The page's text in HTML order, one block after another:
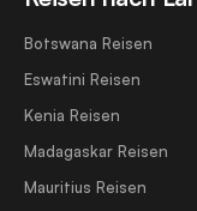
Botswana Reisen
Eswatini Reisen
Kenia Reisen
Madagaskar Reisen
Mauritius Reisen